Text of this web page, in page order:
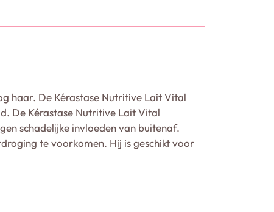
haar. De Kérastase Nutritive Lait Vital
De Kérastase Nutritive Lait Vital
schadelijke invloeden van buitenaf.
te voorkomen. Hij is geschikt voor